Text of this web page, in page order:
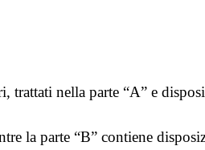
trattati nella parte “A” e
la parte “B” contiene